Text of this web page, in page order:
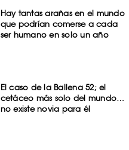
Hay tantas arañas en el mundo
que podrían comerse a cada
ser humano en solo un año
El caso de la Ballena 52; el
cetáceo más solo del mundo…
no existe novia para él